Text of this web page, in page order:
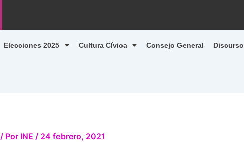
Elecciones 2025 Cultura Cívica Consejo General
/ Por INE / 24 febrero, 2021